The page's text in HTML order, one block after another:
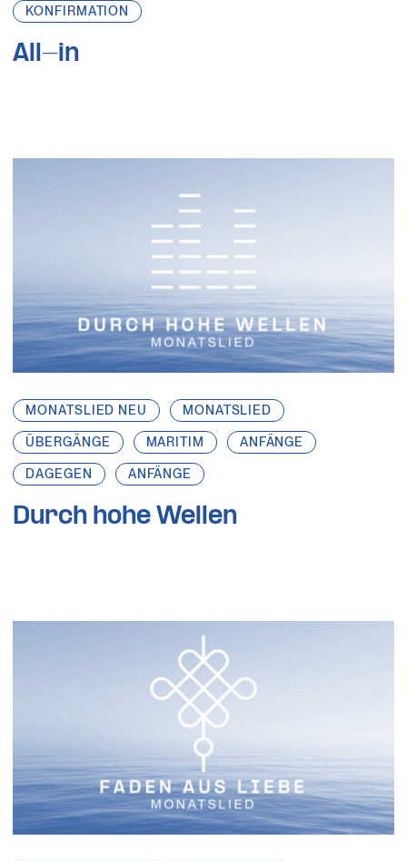
KONFIRMATION
All-in
MONATSLIED NEU MONATSLIED
ÜBERGÄNGE MARITIM ANFÄNGE
DAGEGEN ANFÄNGE
Durch hohe Wellen